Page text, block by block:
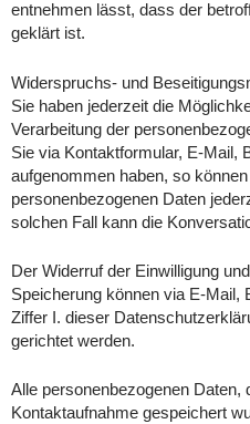
entnehmen lässt, dass der
geklärt ist.
Widerspruchs- und
Sie haben jederzeit die
Verarbeitung der
Sie via Kontaktformular, E-Mail,
aufgenommen haben, so
personenbezogenen Daten
solchen Fall kann die
Der Widerruf der Einwilligung
Speicherung können via E-Mail,
Ziffer I. dieser
gerichtet werden.
Alle personenbezogenen Daten,
Kontaktaufnahme gespeichert